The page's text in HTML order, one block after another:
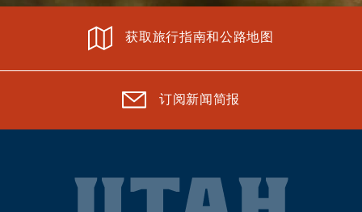
获取旅行指南和公路地图
订阅新闻简报